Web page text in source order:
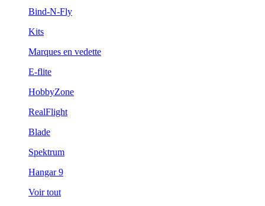
Bind-N-Fly
Kits
Marques en vedette
E-flite
HobbyZone
RealFlight
Blade
Spektrum
Hangar 9
Voir tout